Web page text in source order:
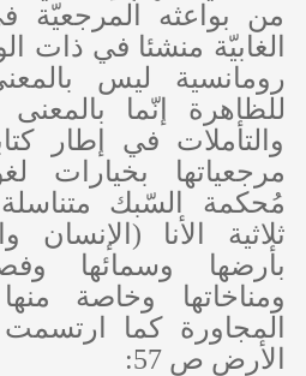
من بواعثه المرجعيّة
الغابيّة منشئا في ذات
رومانسية ليس
للظاهرة إنّما بالمعنى
والتأملات في إطار
مرجعياتها بخيارات
مُحكمة السّبك
ثلاثية الأنا (الإنسان
بأرضها وسمائها
ومناخاتها وخاصة
المجاورة كما
الأرض ص 57: